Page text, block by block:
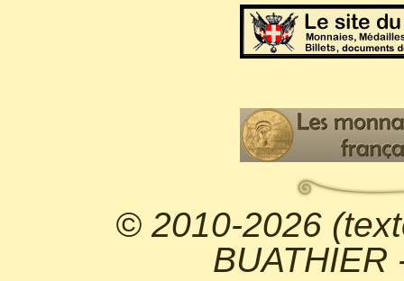
© 2010-2026
BUATHIER